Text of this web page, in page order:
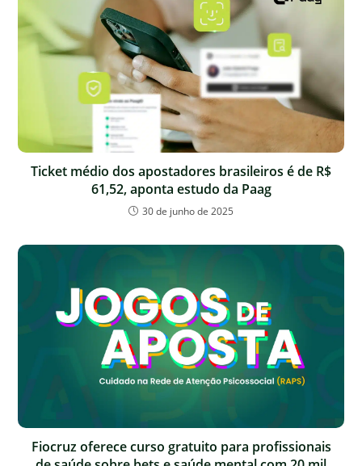
Ticket médio dos apostadores brasileiros é de R$
61,52, aponta estudo da Paag
30 de junho de 2025
Fiocruz oferece curso gratuito para profissionais